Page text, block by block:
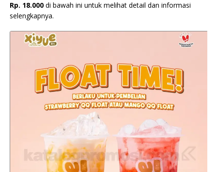
Rp. 18.000 di bawah ini untuk melihat detail dan informasi
selengkapnya.